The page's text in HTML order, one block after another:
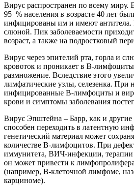
Вирус распространен по всему миру.
95 % населения в возрасте 40 лет
инфицированы им и имеют антитела.
слюной. Пик заболеваемости
возраст, а также на подростковый
Вирус через эпителий рта, горла и
кровоток и проникает в В-
размножение. Вследствие этого
лимфатические узлы, селезенка. При
инфицированные В-лимфоциты и
крови и симптомы заболевания
Вирус Эпштейна – Барр, как и другие
способен переходить в латентную
генетический материал может
количестве В-лимфоцитов. При
иммунитета, ВИЧ-инфекции, терапии
он может привести к
(например, В-клеточной лимфоме,
карциноме).